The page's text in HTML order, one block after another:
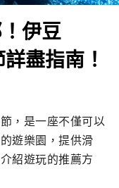
伊豆
盡指南！
，是一座不僅可以
遊樂園，提供滑
紹遊玩的推薦方